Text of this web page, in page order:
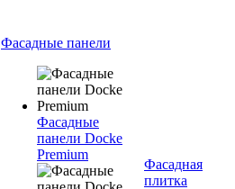
Фасадные панели
Фасадные
панели Docke
Premium
Фасадная
плитка